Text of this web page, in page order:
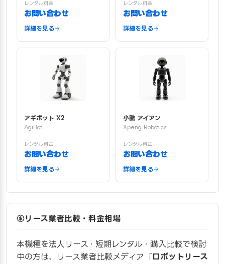
レンタル料金
お問い合わせ
詳細を見る
レンタル料金
お問い合わせ
詳細を見る
アギボット X2
AgiBot
レンタル料金
お問い合わせ
詳細を見る
小鵬 アイアン
Xpeng Robotics
レンタル料金
お問い合わせ
詳細を見る
リース業者比較・料金相場
本機種を法人リース・短期レンタル・購入比較で検討
中の方は、リース業者比較メディア「ロボットリース